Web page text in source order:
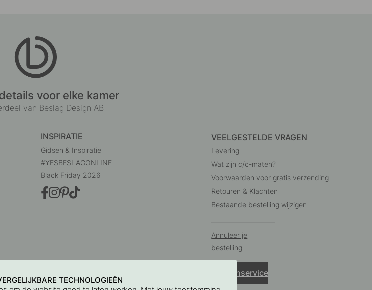
voor elke kamer
van Beslag Design AB
INSPIRATIE
Gidsen & Inspiratie
#YESBESLAGONLINE
Black Friday 2026
VEELGESTELDE VRAGEN
Levering
Wat zijn c/c-maten?
Voorwaarden voor gratis verzending
Retouren & Klachten
Bestaande bestelling wijzigen
Annuleer je
bestelling
Klantenservice
TECHNOLOGIEËN